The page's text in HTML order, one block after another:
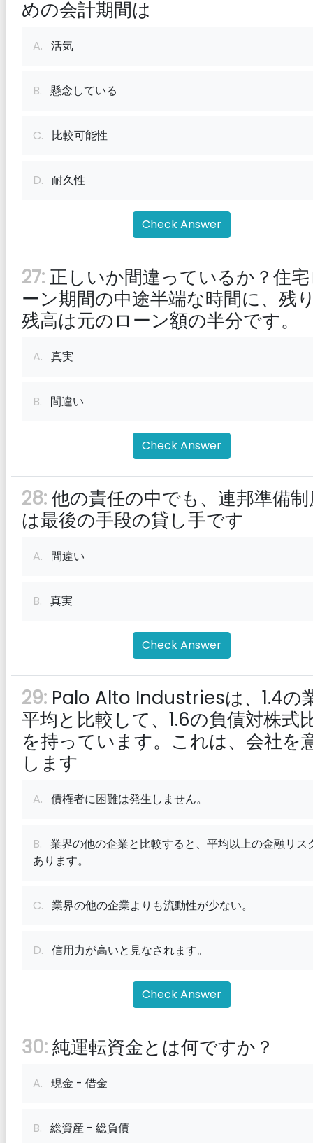
めの会計期間は
A. 活気
B. 懸念している
C. 比較可能性
D. 耐久性
Check Answer
27:正しいか間違っているか？住
ーン期間の中途半端な時間に、残
残高は元のローン額の半分です。
A. 真実
B. 間違い
Check Answer
28:他の責任の中でも、連邦準備
は最後の手段の貸し手です
A. 間違い
B. 真実
Check Answer
29: Palo Alto Industriesは、1.4の
平均と比較して、1.6の負債対株式
を持っています。これは、会社を
します
A. 債権者に困難は発生しません。
B. 業界の他の企業と比較すると、平均以上の金融リス
あります。
C. 業界の他の企業よりも流動性が少ない。
D. 信用力が高いと見なされます。
Check Answer
30:純運転資金とは何ですか？
A. 現金 - 借金
B. 総資産 - 総負債